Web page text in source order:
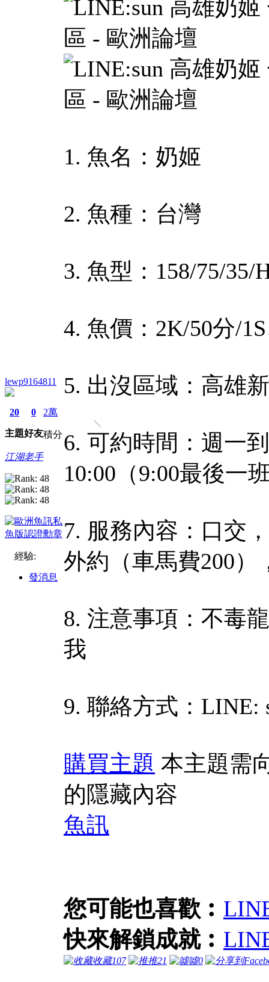
lewp9164811
20
主題
0
好友
2萬
積分
江湖老手
經驗:
發消息
1. 魚名：奶姬
2. 魚種：台灣
3. 魚型：158/75/35/
4. 魚價：2K/50分/
5. 出沒區域：高雄
6. 可約時間：週一
10:00（9:00最後一
7. 服務內容：口交
外約（車馬費200）
8. 注意事項：不毒
我
9. 聯絡方式：
購買主題 本主題需
的隱藏內容
魚訊
您可能也喜歡︰
快來解鎖成就︰
收藏107 推21 噓0